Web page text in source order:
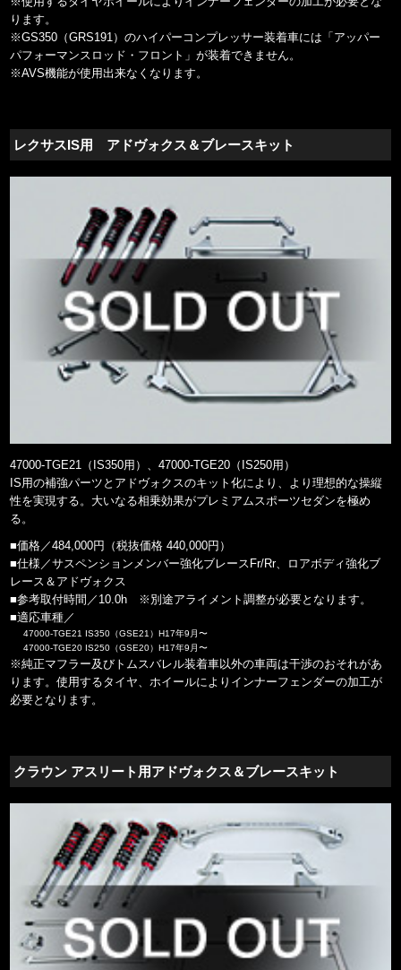
ります。
※GS350（GRS191）のハイパーコンプレッサー装着車には「アッパー
パフォーマンスロッド・フロント」が装着できません。
※AVS機能が使用出来なくなります。
レクサスIS用 アドヴォクス＆ブレースキット
47000-TGE21（IS350用）、47000-TGE20（IS250用）
IS用の補強パーツとアドヴォクスのキット化により、より理想的な操縦
性を実現する。大いなる相乗効果がプレミアムスポーツセダンを極め
る。
■価格／484,000円（税抜価格 440,000円）
■仕様／サスペンションメンバー強化ブレースFr/Rr、ロアボディ強化ブ
レース＆アドヴォクス
■参考取付時間／10.0h ※別途アライメント調整が必要となります。
■適応車種／
47000-TGE21 IS350（GSE21）H17年9月〜
47000-TGE20 IS250（GSE20）H17年9月〜
※純正マフラー及びトムスバレル装着車以外の車両は干渉のおそれがあ
ります。使用するタイヤ、ホイールによりインナーフェンダーの加工が
必要となります。
クラウン アスリート用アドヴォクス＆ブレースキット